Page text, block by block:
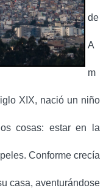
de
A
m
XIX, nació un niño
cosas: estar en la
Conforme crecía
casa, aventurándose